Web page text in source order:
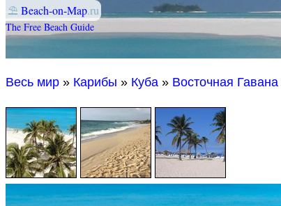
⛱ Beach-on-Map.ru
The Free Beach Guide
Весь мир » Карибы » Куба » Восточная Гавана